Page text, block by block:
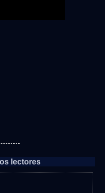
lectores